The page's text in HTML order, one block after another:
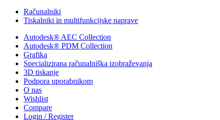
Računalniki
Tiskalniki in multifunkcijske naprave
Autodesk® AEC Collection
Autodesk® PDM Collection
Grafika
Specializirana računalniška izobraževanja
3D tiskanje
Podpora uporabnikom
O nas
Wishlist
Compare
Login / Register